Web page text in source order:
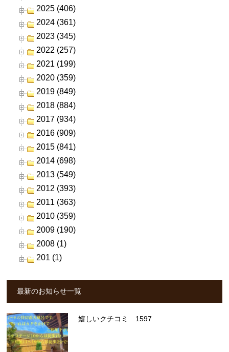
2025 (406)
2024 (361)
2023 (345)
2022 (257)
2021 (199)
2020 (359)
2019 (849)
2018 (884)
2017 (934)
2016 (909)
2015 (841)
2014 (698)
2013 (549)
2012 (393)
2011 (363)
2010 (359)
2009 (190)
2008 (1)
201 (1)
最新のお知らせ一覧
嬉しいクチコミ 1597